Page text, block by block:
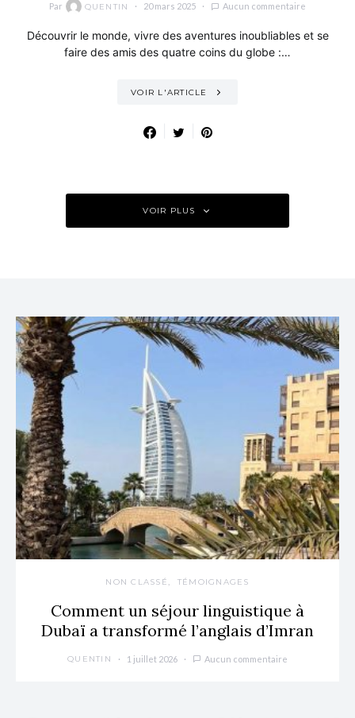
Par QUENTIN 20 mars 2025 Aucun commentaire
Découvrir le monde, vivre des aventures inoubliables et se
faire des amis des quatre coins du globe :…
VOIR L'ARTICLE
VOIR PLUS
NON CLASSÉ TÉMOIGNAGES
Comment un séjour linguistique à
Dubaï a transformé l’anglais d’Imran
QUENTIN 1 juillet 2026 Aucun commentaire